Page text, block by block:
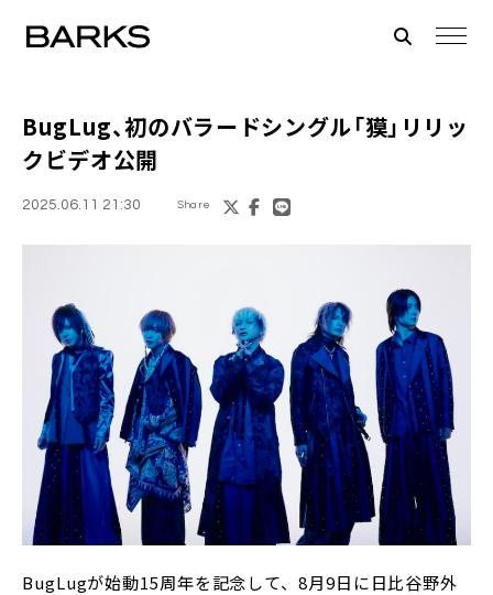
BugLug、初のバラードシングル「獏」リリッ
クビデオ公開
2025.06.11 21:30 Share
BugLugが始動15周年を記念して、8月9日に日比谷野外